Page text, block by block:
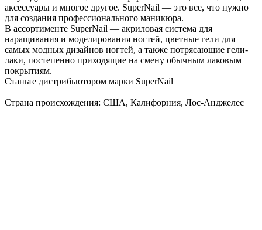
аксессуары и многое другое. SuperNail — это все, что нужно
для создания профессионального маникюра.
В ассортименте SuperNail — акриловая система для
наращивания и моделирования ногтей, цветные гели для
самых модных дизайнов ногтей, а также потрясающие гели-
лаки, постепенно приходящие на смену обычным лаковым
покрытиям.
Станьте дистрибьютором марки SuperNail
Страна происхождения: США, Калифорния, Лос-Анджелес